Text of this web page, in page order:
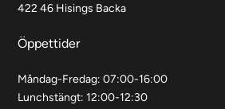
422 46 Hisings Backa
Öppettider
Måndag-Fredag: 07:00-16:00
Lunchstängt: 12:00-12:30